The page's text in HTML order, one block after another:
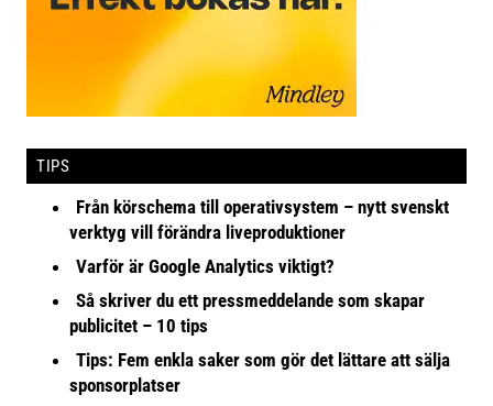
TIPS
Från körschema till operativsystem – nytt svenskt
verktyg vill förändra liveproduktioner
Varför är Google Analytics viktigt?
Så skriver du ett pressmeddelande som skapar
publicitet – 10 tips
Tips: Fem enkla saker som gör det lättare att sälja
sponsorplatser